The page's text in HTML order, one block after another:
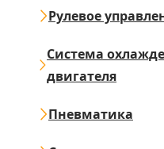
Рулевое
Система
двигателя
Пневматика